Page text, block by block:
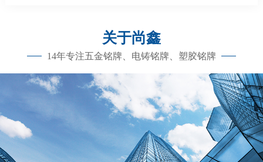
关于尚鑫
14年专注五金铭牌、电铸铭牌、塑胶铭牌